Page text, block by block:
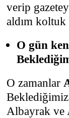
verip
aldım
O gün
O zamanlar
Albayrak ve